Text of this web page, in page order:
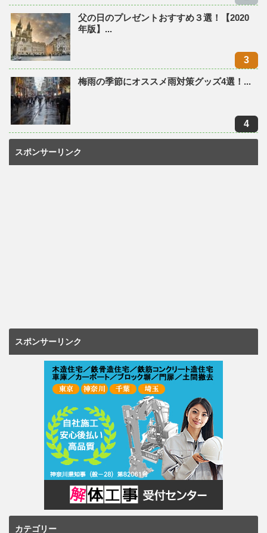
父の日のプレゼントおすすめ３選！【2020
年版】...
梅雨の季節にオススメ雨対策グッズ4選！...
スポンサーリンク
スポンサーリンク
カテゴリー